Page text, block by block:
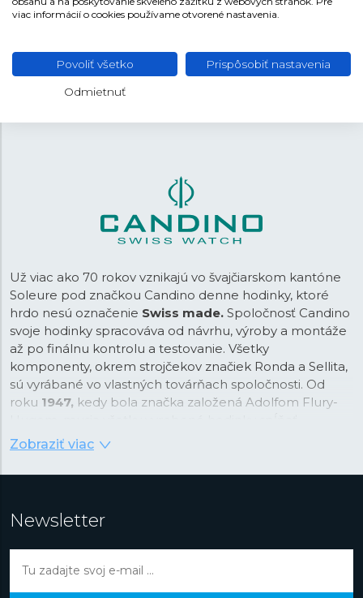
MATERIÁL REMIENKA Oceľ
Preklápacia
Už viac ako 70 rokov vznikajú vo švajčiarskom kantóne
Soleure pod značkou Candino denne hodinky, ktoré
hrdo nesú označenie Swiss made. Spoločnosť Candino
svoje hodinky spracováva od návrhu, výroby a montáže
až po finálnu kontrolu a testovanie. Všetky
komponenty, okrem strojčekov značiek Ronda a Sellita,
sú vyrábané vo vlastných továrňach spoločnosti. Od
roku 1947, kedy bola značka založená Adolfom Flury-
najprísnejšie kritériá Swiss made a sú známe svojou
veľký dôraz na estetické prevedenie každých hodiniek,
V 70. rokoch predstavili vlastné digitálne hodinky,
o dekádu neskôr hodinky s mesačnou fázou av roku
Značka sa v deväťdesiatych rokoch dostala do širokého
podvedomia verejnosti, keď sa stala oficiálnou
Zobraziť viac
Newsletter
viac informácií o cookies používame otvorené nastavenia.
Povoliť všetko Prispôsobiť nastavenia
Odmietnuť